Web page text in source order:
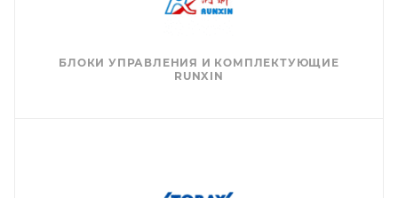
БЛОКИ УПРАВЛЕНИЯ И КОМПЛЕКТУЮЩИЕ
RUNXIN